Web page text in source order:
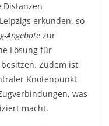
Distanzen
erkunden, so
Angebote zur
Lösung für
Zudem ist
Knotenpunkt
was
macht.